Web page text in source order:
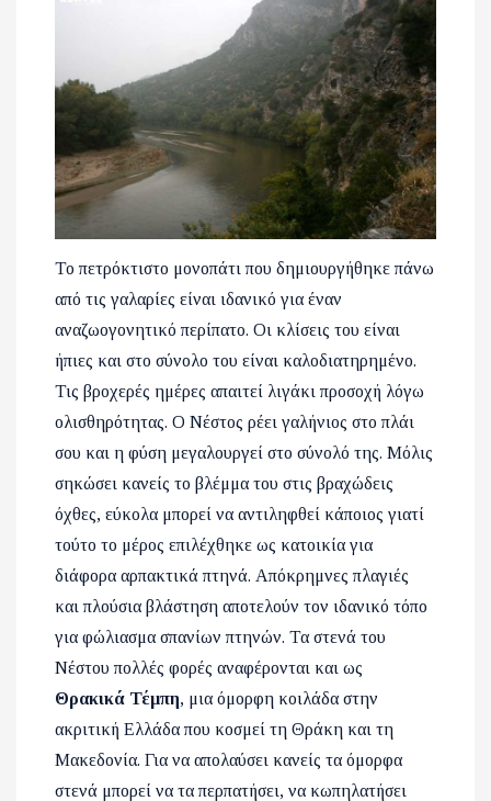
Το πετρόκτιστο μονοπάτι που δημιουργήθηκε πάνω
από τις γαλαρίες είναι ιδανικό για έναν
αναζωογονητικό περίπατο. Οι κλίσεις του είναι
ήπιες και στο σύνολο του είναι καλοδιατηρημένο.
Τις βροχερές ημέρες απαιτεί λιγάκι προσοχή λόγω
ολισθηρότητας. Ο Νέστος ρέει γαλήνιος στο πλάι
σου και η φύση μεγαλουργεί στο σύνολό της. Μόλις
σηκώσει κανείς το βλέμμα του στις βραχώδεις
όχθες, εύκολα μπορεί να αντιληφθεί κάποιος γιατί
τούτο το μέρος επιλέχθηκε ως κατοικία για
διάφορα αρπακτικά πτηνά. Απόκρημνες πλαγιές
και πλούσια βλάστηση αποτελούν τον ιδανικό τόπο
για φώλιασμα σπανίων πτηνών. Τα στενά του
Νέστου πολλές φορές αναφέρονται και ως
Θρακικά Τέμπη, μια όμορφη κοιλάδα στην
ακριτική Ελλάδα που κοσμεί τη Θράκη και τη
Μακεδονία. Για να απολαύσει κανείς τα όμορφα
στενά μπορεί να τα περπατήσει, να κωπηλατήσει